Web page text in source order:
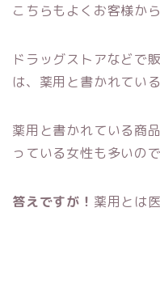
こちらもよくお客様か
ドラッグストアなどで
は、薬用と書かれてい
薬用と書かれている商
っている女性も多いの
答えですが！ 薬用とは